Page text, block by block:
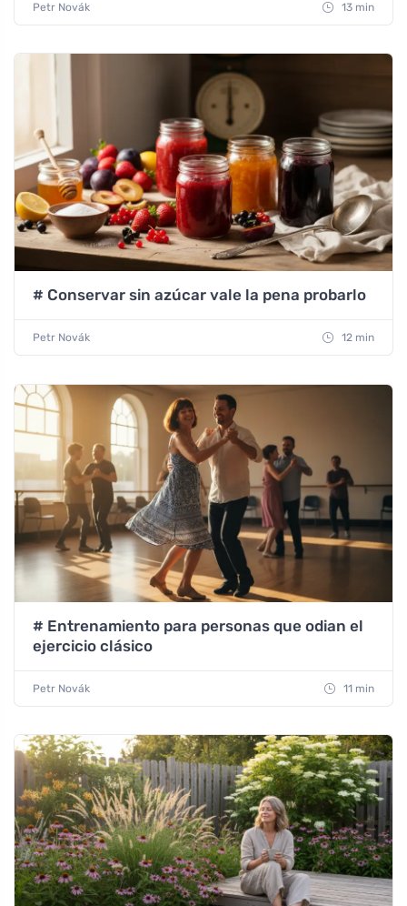
Petr Novák 13 min
# Conservar sin azúcar vale la pena probarlo
Petr Novák 12 min
# Entrenamiento para personas que odian el
ejercicio clásico
Petr Novák 11 min